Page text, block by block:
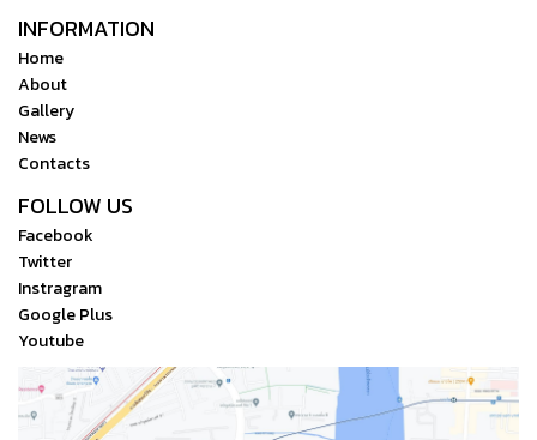
INFORMATION
Home
About
Gallery
News
Contacts
FOLLOW US
Facebook
Twitter
Instragram
Google Plus
Youtube